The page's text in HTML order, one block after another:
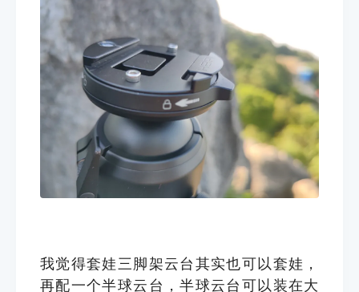
我觉得套娃三脚架云台其实也可以套娃，
再配一个半球云台，半球云台可以装在大